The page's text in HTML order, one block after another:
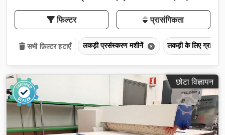
फिल्टर प्रासंगिकता
सभी फ़िल्टर हटाएँ लकड़ी प्रसंस्करण मशीनें लकड़ी के लिए
छोटा विज्ञापन